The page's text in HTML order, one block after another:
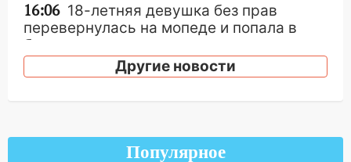
16:06 18-летняя девушка без прав
перевернулась на мопеде и попала в
больницу
15:59 Ульяновец отдал более 14
15:32 На «кольце» кроссовер сбил 18-
летнего мопедиста
Другие новости
Популярное